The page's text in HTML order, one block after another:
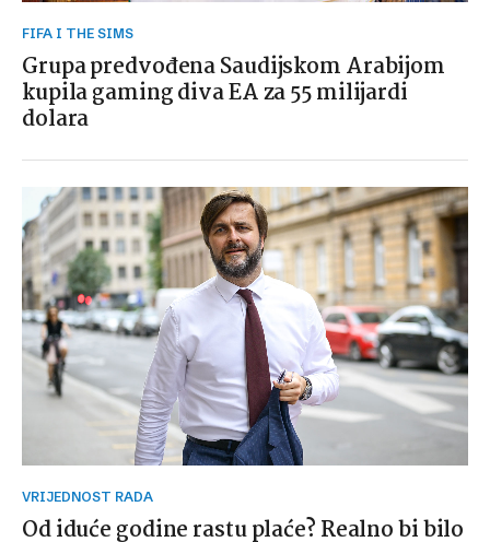
FIFA I THE SIMS
Grupa predvođena Saudijskom Arabijom
kupila gaming diva EA za 55 milijardi
dolara
VRIJEDNOST RADA
Od iduće godine rastu plaće? Realno bi bilo